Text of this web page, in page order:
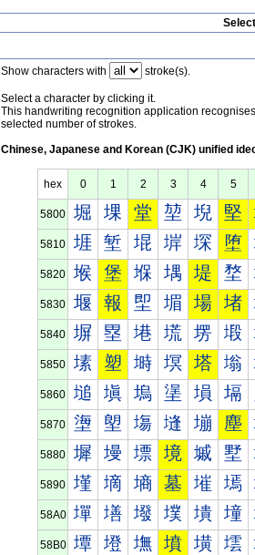
Show characters with stroke(s).
Select a character by clicking it.
This handwriting recognition application
selected number of strokes.
Chinese, Japanese and Korean (CJK) unified
hex 0 1 2 3 4 5
5800 堀 堁 堂 堃 堄 堅
5810 堐 堑 堒 堓 堔 堕
5820 堠 堡 堢 堣 堤 堥
5830 堰 報 堲 堳 場 堵
5840 塀 塁 塂 塃 塄 塅
5850 塐 塑 塒 塓 塔 塕
5860 塠 塡 塢 塣 塤 塥
5870 塰 塱 塲 塳 塴 塵
5880 墀 墁 墂 境 墄 墅
5890 墐 墑 墒 墓 墔 墕
58A0 墠 墡 墢 墣 墤 墥
58B0 墰 墱 墲 墳 墴 墵